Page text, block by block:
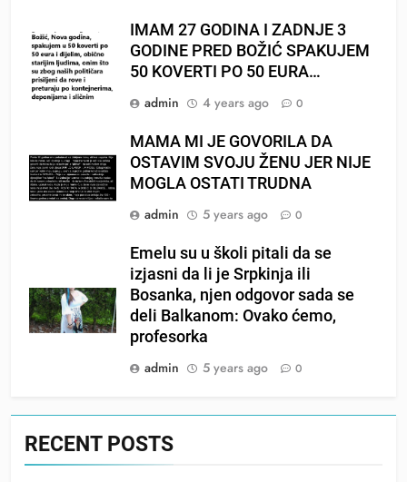
IMAM 27 GODINA I ZADNJE 3
GODINE PRED BOŽIĆ SPAKUJEM
50 KOVERTI PO 50 EURA…
admin
4 years ago 0
MAMA MI JE GOVORILA DA
OSTAVIM SVOJU ŽENU JER NIJE
MOGLA OSTATI TRUDNA
admin
5 years ago 0
Emelu su u školi pitali da se
izjasni da li je Srpkinja ili
Bosanka, njen odgovor sada se
deli Balkanom: Ovako ćemo,
profesorka
admin
5 years ago 0
RECENT POSTS